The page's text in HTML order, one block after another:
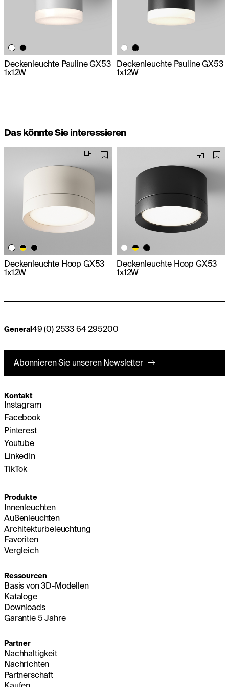
Deckenleuchte Pauline GX53
1x12W
Deckenleuchte Pauline GX53
1x12W
Das könnte Sie interessieren
Deckenleuchte Hoop GX53
1x12W
Deckenleuchte Hoop GX53
1x12W
General49 (0) 2533 64 295200
Abonnieren Sie unseren Newsletter
Kontakt
Instagram
Facebook
Pinterest
Youtube
LinkedIn
TikTok
Produkte
Innenleuchten
Außenleuchten
Architekturbeleuchtung
Favoriten
Vergleich
Ressourcen
Basis von 3D-Modellen
Kataloge
Downloads
Garantie 5 Jahre
Partner
Nachhaltigkeit
Nachrichten
Partnerschaft